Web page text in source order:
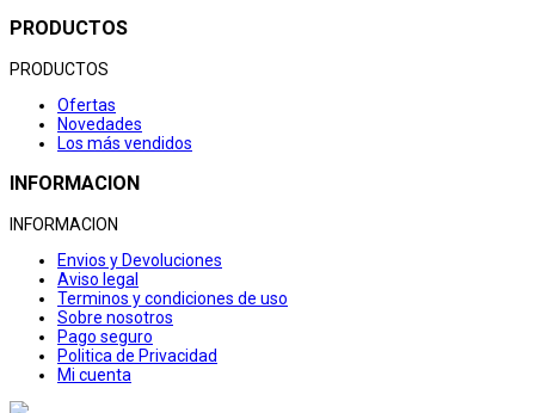
PRODUCTOS
PRODUCTOS
Ofertas
Novedades
Los más vendidos
INFORMACION
INFORMACION
Envios y Devoluciones
Aviso legal
Terminos y condiciones de uso
Sobre nosotros
Pago seguro
Politica de Privacidad
Mi cuenta